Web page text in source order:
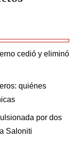
cedió y eliminó
quiénes
por dos
Saloniti